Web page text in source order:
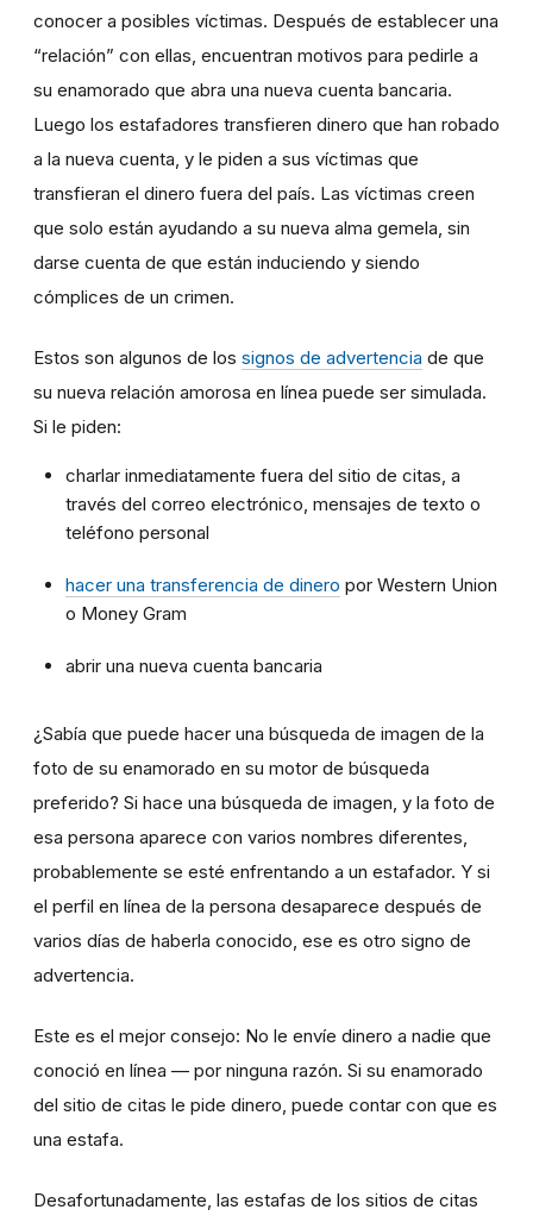
conocer a posibles víctimas. Después de establecer una
“relación” con ellas, encuentran motivos para pedirle a
su enamorado que abra una nueva cuenta bancaria.
Luego los estafadores transfieren dinero que han robado
a la nueva cuenta, y le piden a sus víctimas que
transfieran el dinero fuera del país. Las víctimas creen
que solo están ayudando a su nueva alma gemela, sin
darse cuenta de que están induciendo y siendo
cómplices de un crimen.
Estos son algunos de los signos de advertencia de que
su nueva relación amorosa en línea puede ser simulada.
Si le piden:
charlar inmediatamente fuera del sitio de citas, a
través del correo electrónico, mensajes de texto o
teléfono personal
hacer una transferencia de dinero por Western Union
o Money Gram
abrir una nueva cuenta bancaria
¿Sabía que puede hacer una búsqueda de imagen de la
foto de su enamorado en su motor de búsqueda
preferido? Si hace una búsqueda de imagen, y la foto de
esa persona aparece con varios nombres diferentes,
probablemente se esté enfrentando a un estafador. Y si
el perfil en línea de la persona desaparece después de
varios días de haberla conocido, ese es otro signo de
advertencia.
Este es el mejor consejo: No le envíe dinero a nadie que
conoció en línea — por ninguna razón. Si su enamorado
del sitio de citas le pide dinero, puede contar con que es
una estafa.
Desafortunadamente, las estafas de los sitios de citas